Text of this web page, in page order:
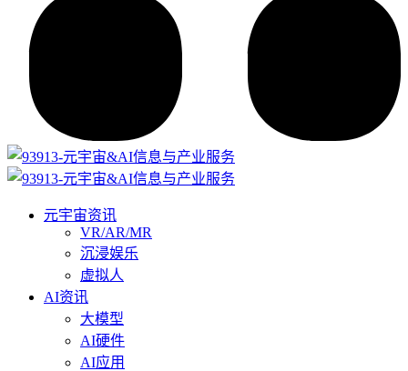
元宇宙资讯
VR/AR/MR
沉浸娱乐
虚拟人
AI资讯
大模型
AI硬件
AI应用